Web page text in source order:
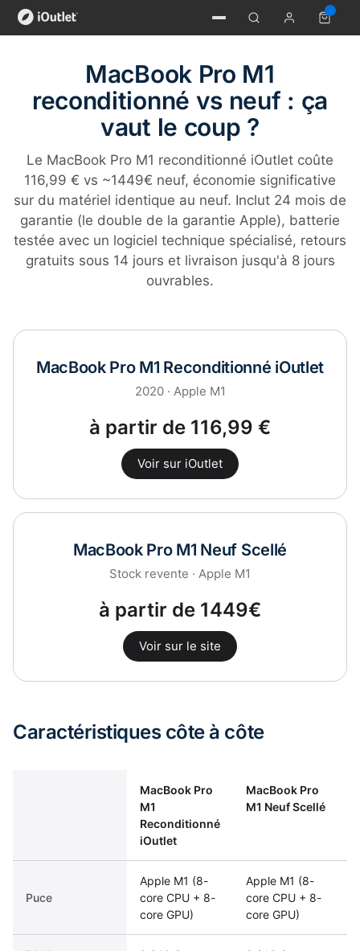
MacBook Pro M1
reconditionné vs neuf : ça
vaut le coup ?
Le MacBook Pro M1 reconditionné iOutlet coûte
116,99 € vs ~1449€ neuf, économie significative
sur du matériel identique au neuf. Inclut 24 mois de
garantie (le double de la garantie Apple), batterie
testée avec un logiciel technique spécialisé, retours
gratuits sous 14 jours et livraison jusqu'à 8 jours
ouvrables.
MacBook Pro M1 Reconditionné iOutlet
2020 · Apple M1
à partir de 116,99 €
Voir sur iOutlet
MacBook Pro M1 Neuf Scellé
Stock revente · Apple M1
à partir de 1449€
Voir sur le site
Caractéristiques côte à côte
MacBook Pro
M1
Reconditionné
iOutlet
MacBook Pro
M1 Neuf Scellé
Puce
Apple M1 (8-
core CPU + 8-
core GPU)
Apple M1 (8-
core CPU + 8-
core GPU)